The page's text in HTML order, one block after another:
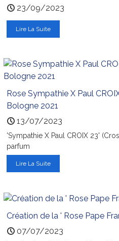
23/09/2023
Lire La Suite
Rose Sympathie X Paul
Bologne 2021
13/07/2023
'Sympathie X Paul CROIX 23'
parfum
Lire La Suite
Création de la ' Rose Pape
07/07/2023